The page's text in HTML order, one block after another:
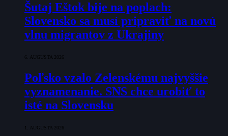
Šutaj Eštok bije na poplach:
Slovensko sa musí pripraviť na novú
vlnu migrantov z Ukrajiny
6. AUGUSTA 2026
Poľsko vzalo Zelenskému najvyššie
vyznamenanie. SNS chce urobiť to
isté na Slovensku
1. AUGUSTA 2026